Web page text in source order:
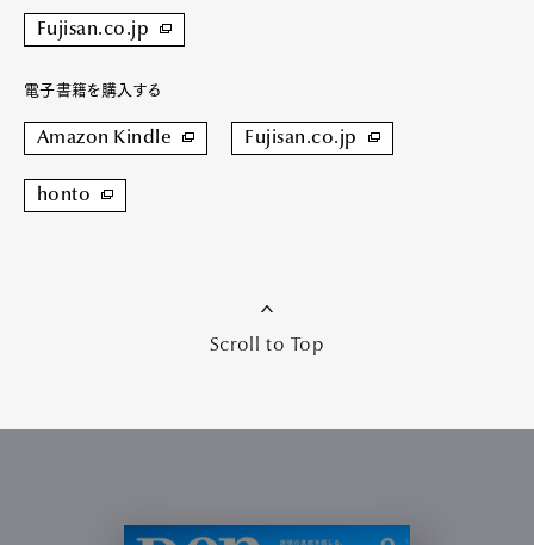
Fujisan.co.jp
電子書籍を購入する
Amazon Kindle Fujisan.co.jp
honto
Scroll to Top